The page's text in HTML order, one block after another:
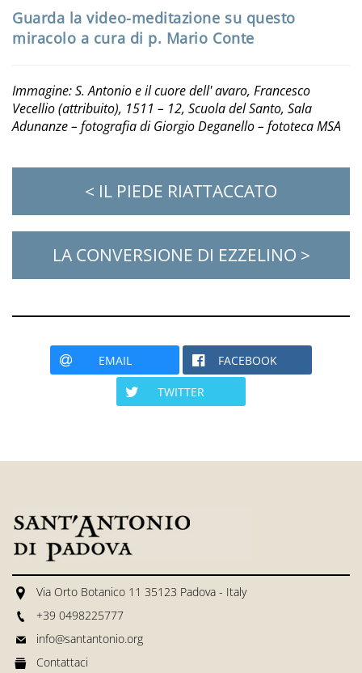
Guarda la video-meditazione su questo
miracolo a cura di p. Mario Conte
Immagine: S. Antonio e il cuore dell' avaro, Francesco
Vecellio (attribuito), 1511 – 12, Scuola del Santo, Sala
Adunanze – fotografia di Giorgio Deganello – fototeca MSA
< IL PIEDE RIATTACCATO
LA CONVERSIONE DI EZZELINO >
EMAIL FACEBOOK
TWITTER
Via Orto Botanico 11 35123 Padova - Italy
+39 0498225777
info@santantonio.org
Contattaci